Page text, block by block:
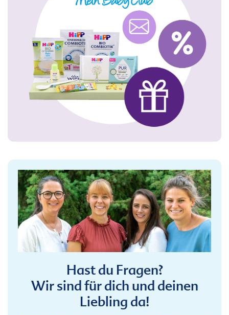
Hast du Fragen?
Wir sind für dich und deinen
Liebling da!